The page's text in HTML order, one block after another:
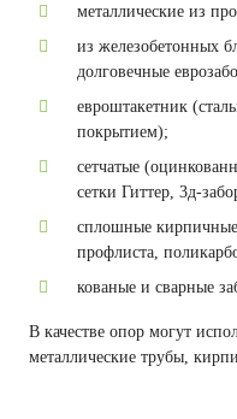
металлические из
из железобетонных
долговечные
евроштакетник
покрытием);
сетчатые
сетки Гиттер, 3д-
сплошные
профлиста,
кованые и сварные
В качестве опор могут
металлические трубы,